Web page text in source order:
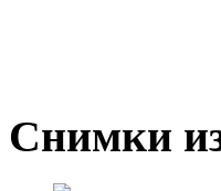
Снимки